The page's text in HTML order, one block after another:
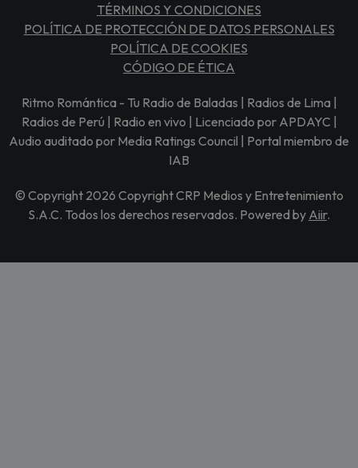
TÉRMINOS Y CONDICIONES
POLÍTICA DE PROTECCIÓN DE DATOS PERSONALES
POLÍTICA DE COOKIES
CÓDIGO DE ÉTICA
Ritmo Romántica - Tu Radio de Baladas | Radios de Lima |
Radios de Perú | Radio en vivo | Licenciado por APDAYC |
Audio auditado por Media Ratings Council | Portal miembro de
IAB
© Copyright 2026 Copyright CRP Medios y Entretenimiento
S.A.C. Todos los derechos reservados. Powered by Aiir.